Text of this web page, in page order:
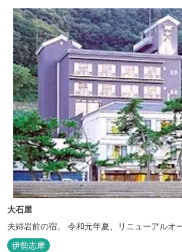
大石屋
夫婦岩前の宿。 令和元年夏、リニューアルオ
伊勢志摩